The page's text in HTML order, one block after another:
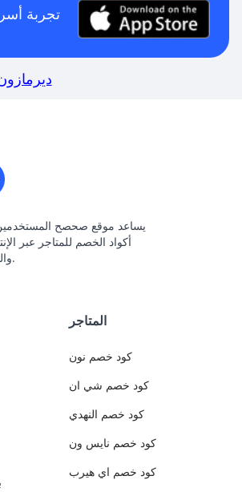
تجربة
يساعد موقع صحصح
أكواد الخصم للمتاجر عبر
والتي يتم تحديثها باستمرار.
المتاجر
كود خصم نون
كود خصم شي ان
كود خصم النهدي
كود خصم نايس ون
كود خصم اي هيرب